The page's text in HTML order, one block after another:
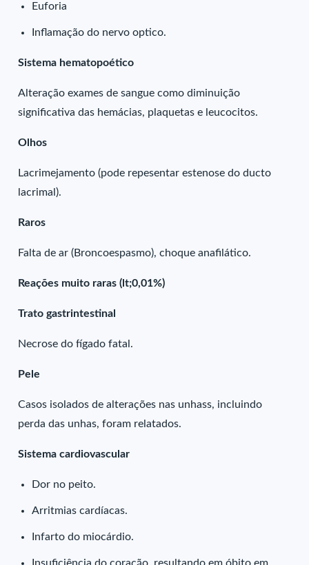
Euforia
Inflamação do nervo optico.
Sistema hematopoético
Alteração exames de sangue como diminuição
significativa das hemácias, plaquetas e leucocitos.
Olhos
Lacrimejamento (pode repesentar estenose do ducto
lacrimal).
Raros
Falta de ar (Broncoespasmo), choque anafilático.
Reações muito raras (lt;0,01%)
Trato gastrintestinal
Necrose do fígado fatal.
Pele
Casos isolados de alterações nas unhass, incluindo
perda das unhas, foram relatados.
Sistema cardiovascular
Dor no peito.
Arritmias cardíacas.
Infarto do miocárdio.